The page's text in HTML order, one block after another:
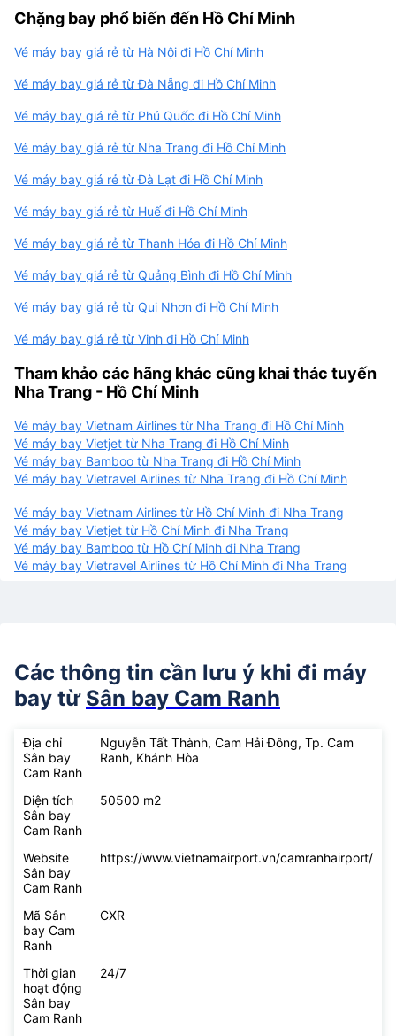
Chặng bay phổ biến đến Hồ Chí Minh
Vé máy bay giá rẻ từ Hà Nội đi Hồ Chí Minh
Vé máy bay giá rẻ từ Đà Nẵng đi Hồ Chí Minh
Vé máy bay giá rẻ từ Phú Quốc đi Hồ Chí Minh
Vé máy bay giá rẻ từ Nha Trang đi Hồ Chí Minh
Vé máy bay giá rẻ từ Đà Lạt đi Hồ Chí Minh
Vé máy bay giá rẻ từ Huế đi Hồ Chí Minh
Vé máy bay giá rẻ từ Thanh Hóa đi Hồ Chí Minh
Vé máy bay giá rẻ từ Quảng Bình đi Hồ Chí Minh
Vé máy bay giá rẻ từ Qui Nhơn đi Hồ Chí Minh
Vé máy bay giá rẻ từ Vinh đi Hồ Chí Minh
Tham khảo các hãng khác cũng khai thác tuyến
Nha Trang - Hồ Chí Minh
Vé máy bay Vietnam Airlines từ Nha Trang đi Hồ Chí Minh
Vé máy bay Vietjet từ Nha Trang đi Hồ Chí Minh
Vé máy bay Bamboo từ Nha Trang đi Hồ Chí Minh
Vé máy bay Vietravel Airlines từ Nha Trang đi Hồ Chí Minh
Vé máy bay Vietnam Airlines từ Hồ Chí Minh đi Nha Trang
Vé máy bay Vietjet từ Hồ Chí Minh đi Nha Trang
Vé máy bay Bamboo từ Hồ Chí Minh đi Nha Trang
Vé máy bay Vietravel Airlines từ Hồ Chí Minh đi Nha Trang
Các thông tin cần lưu ý khi đi máy
bay từ Sân bay Cam Ranh
Địa chỉ
Sân bay
Cam Ranh
Nguyễn Tất Thành, Cam Hải Đông, Tp. Cam
Ranh, Khánh Hòa
Diện tích
Sân bay
Cam Ranh
50500 m2
Website
Sân bay
Cam Ranh
https://www.vietnamairport.vn/camranhairport/
Mã Sân
bay Cam
Ranh
CXR
Thời gian
hoạt động
Sân bay
Cam Ranh
24/7